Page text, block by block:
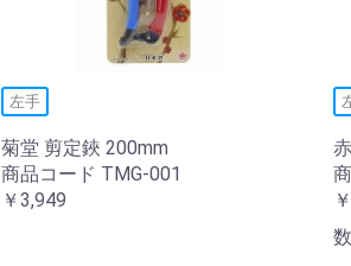
左手
菊堂 剪定鋏 200mm
商品コード TMG-001
￥3,949